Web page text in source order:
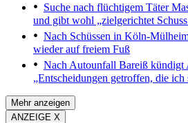
Suche nach flüchtigem Täter
und gibt wohl „zielgerichtet
Nach Schüssen in Köln-
wieder auf freiem Fuß
Nach Autounfall Bareiß kündigt
„Entscheidungen getroffen, die ich
Mehr anzeigen
ANZEIGE X